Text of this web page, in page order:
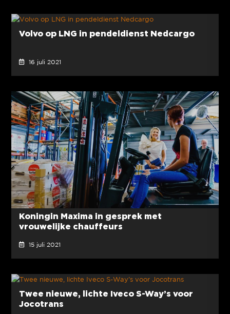
Volvo op LNG in pendeldienst Nedcargo
16 juli 2021
Koningin Maxima in gesprek met
vrouwelijke chauffeurs
15 juli 2021
Twee nieuwe, lichte Iveco S-Way’s voor
Jocotrans